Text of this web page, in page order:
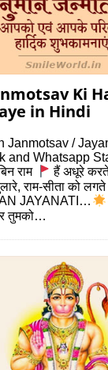
Ki
in Hindi
Janmotsav /
and Whatsapp
राम
हैं अधूरे
राम-सीता को
JAYANATI…
तुमको…